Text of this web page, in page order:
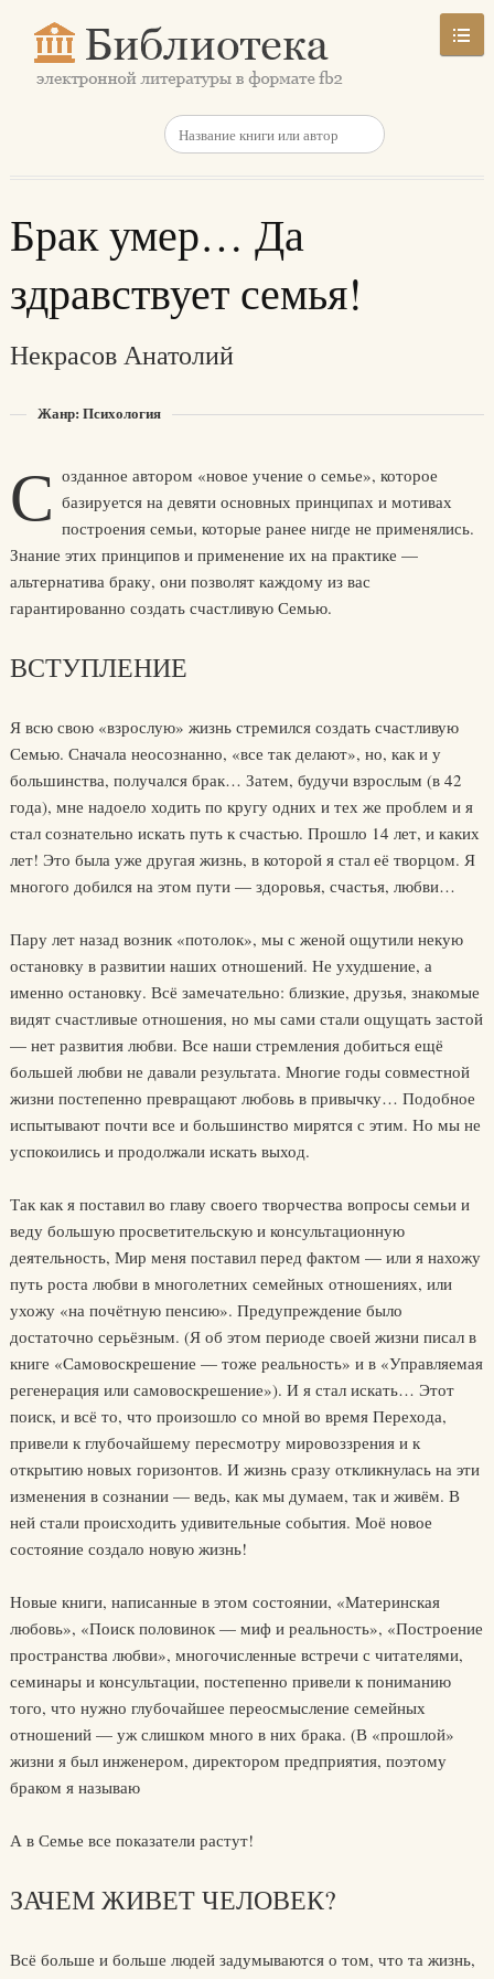
Брак умер… Да
здравствует семья!
Некрасов Анатолий
Жанр: Психология
С озданное автором «новое учение о семье», которое
базируется на девяти основных принципах и мотивах
построения семьи, которые ранее нигде не применялись.
Знание этих принципов и применение их на практике —
альтернатива браку, они позволят каждому из вас
гарантированно создать счастливую Семью.
ВСТУПЛЕНИЕ
Я всю свою «взрослую» жизнь стремился создать счастливую
Семью. Сначала неосознанно, «все так делают», но, как и у
большинства, получался брак… Затем, будучи взрослым (в 42
года), мне надоело ходить по кругу одних и тех же проблем и я
стал сознательно искать путь к счастью. Прошло 14 лет, и каких
лет! Это была уже другая жизнь, в которой я стал её творцом. Я
многого добился на этом пути — здоровья, счастья, любви…
Пару лет назад возник «потолок», мы с женой ощутили некую
остановку в развитии наших отношений. Не ухудшение, а
именно остановку. Всё замечательно: близкие, друзья, знакомые
видят счастливые отношения, но мы сами стали ощущать застой
— нет развития любви. Все наши стремления добиться ещё
большей любви не давали результата. Многие годы совместной
жизни постепенно превращают любовь в привычку… Подобное
испытывают почти все и большинство мирятся с этим. Но мы не
успокоились и продолжали искать выход.
Так как я поставил во главу своего творчества вопросы семьи и
веду большую просветительскую и консультационную
деятельность, Мир меня поставил перед фактом — или я нахожу
путь роста любви в многолетних семейных отношениях, или
ухожу «на почётную пенсию». Предупреждение было
достаточно серьёзным. (Я об этом периоде своей жизни писал в
книге «Самовоскрешение — тоже реальность» и в «Управляемая
регенерация или самовоскрешение»). И я стал искать… Этот
поиск, и всё то, что произошло со мной во время Перехода,
привели к глубочайшему пересмотру мировоззрения и к
открытию новых горизонтов. И жизнь сразу откликнулась на эти
изменения в сознании — ведь, как мы думаем, так и живём. В
ней стали происходить удивительные события. Моё новое
состояние создало новую жизнь!
Новые книги, написанные в этом состоянии, «Материнская
любовь», «Поиск половинок — миф и реальность», «Построение
пространства любви», многочисленные встречи с читателями,
семинары и консультации, постепенно привели к пониманию
того, что нужно глубочайшее переосмысление семейных
отношений — уж слишком много в них брака. (В «прошлой»
жизни я был инженером, директором предприятия, поэтому
браком я называю
А в Семье все показатели растут!
ЗАЧЕМ ЖИВЕТ ЧЕЛОВЕК?
Всё больше и больше людей задумываются о том, что та жизнь,